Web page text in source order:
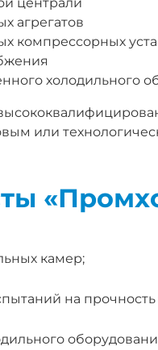
агрегатов
компрессорных
холодильного
или
камер;
на